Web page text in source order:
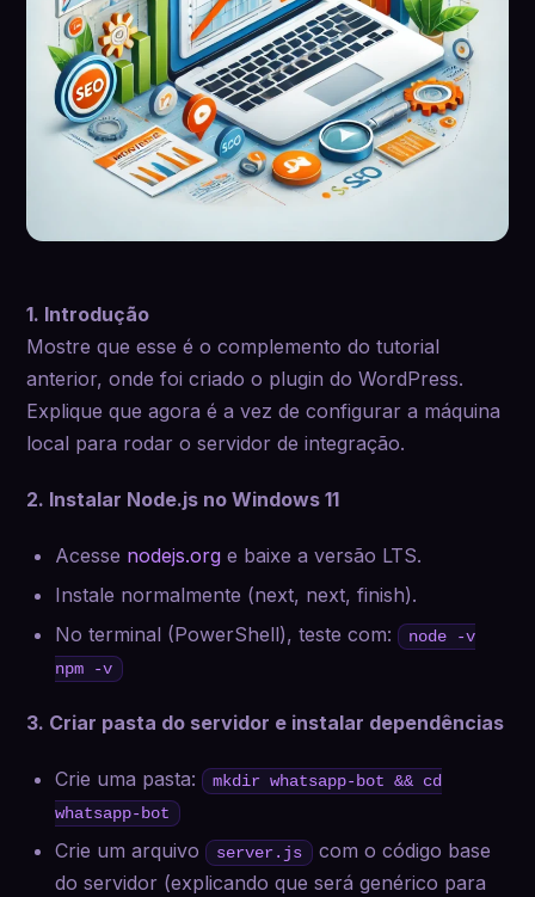
1. Introdução
Mostre que esse é o complemento do tutorial
anterior, onde foi criado o plugin do WordPress.
Explique que agora é a vez de configurar a máquina
local para rodar o servidor de integração.
2. Instalar Node.js no Windows 11
Acesse nodejs.org e baixe a versão LTS.
Instale normalmente (next, next, finish).
No terminal (PowerShell), teste com:
node -v
npm -v
3. Criar pasta do servidor e instalar dependências
Crie uma pasta: mkdir whatsapp-bot && cd
whatsapp-bot
Crie um arquivo server.js
com o código base
do servidor (explicando que será genérico para